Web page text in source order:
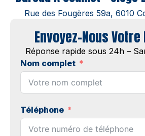
Rue des Fougères 59a, 6010
Envoyez-Nous Votre
Réponse rapide sous 24h –
Nom complet
Téléphone